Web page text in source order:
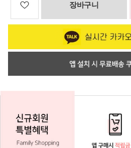
장바구니